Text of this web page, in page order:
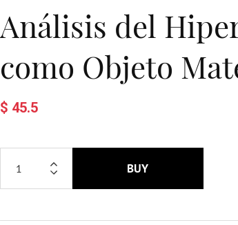
Análisis del
como Objeto
$ 45.5
BUY